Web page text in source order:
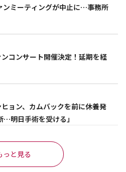
ンミーティングが中止に…事務所
コンサート開催決定！延期を経
ヒョン、カムバックを前に休養発
明日手術を受ける」
っと見る